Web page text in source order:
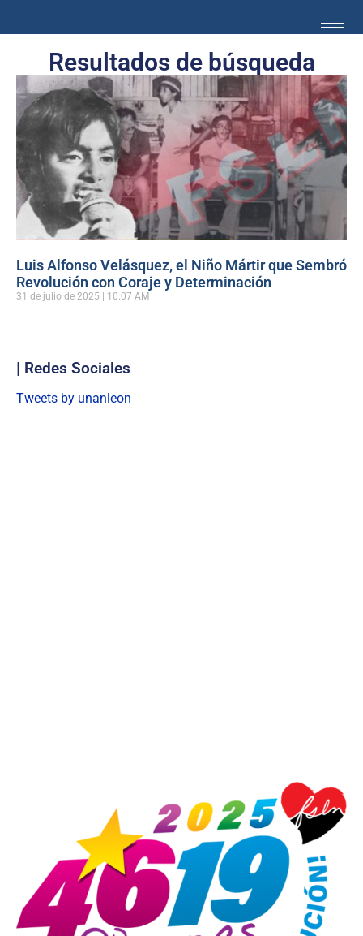
Resultados de búsqueda
Luis Alfonso Velásquez, el Niño Mártir que Sembró
Revolución con Coraje y Determinación
31 de julio de 2025 10:07 AM
| Redes Sociales
Tweets by unanleon